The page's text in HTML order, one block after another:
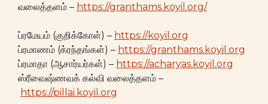
வலைத்தளம் – https://granthams.koyil.org/
ப்ரமேயம் (குறிக்கோள்) – https://koyil.org
ப்ரமாணம் (க்ரந்தங்கள்) – https://granthams.koyil.org
ப்ரமாதா (ஆசார்யர்கள்) – https://acharyas.koyil.org
ஸ்ரீவைஷ்ணவக் கல்வி வலைத்தளம் –
https://pillai.koyil.org